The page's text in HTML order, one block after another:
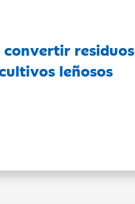
convertir residuos
leñosos